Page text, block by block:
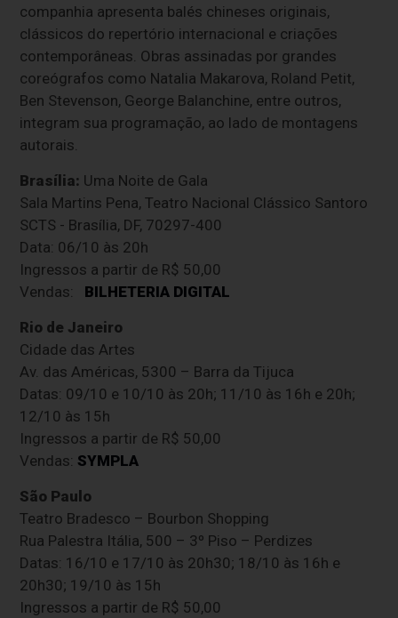
companhia apresenta balés chineses originais,
clássicos do repertório internacional e criações
contemporâneas. Obras assinadas por grandes
coreógrafos como Natalia Makarova, Roland Petit,
Ben Stevenson, George Balanchine, entre outros,
integram sua programação, ao lado de montagens
autorais.
Brasília: Uma Noite de Gala
Sala Martins Pena, Teatro Nacional Clássico Santoro
SCTS - Brasília, DF, 70297-400
Data: 06/10 às 20h
Ingressos a partir de R$ 50,00
Vendas: BILHETERIA DIGITAL
Rio de Janeiro
Cidade das Artes
Av. das Américas, 5300 – Barra da Tijuca
Datas: 09/10 e 10/10 às 20h; 11/10 às 16h e 20h;
12/10 às 15h
Ingressos a partir de R$ 50,00
Vendas: SYMPLA
São Paulo
Teatro Bradesco – Bourbon Shopping
Rua Palestra Itália, 500 – 3º Piso – Perdizes
Datas: 16/10 e 17/10 às 20h30; 18/10 às 16h e
20h30; 19/10 às 15h
Ingressos a partir de R$ 50,00